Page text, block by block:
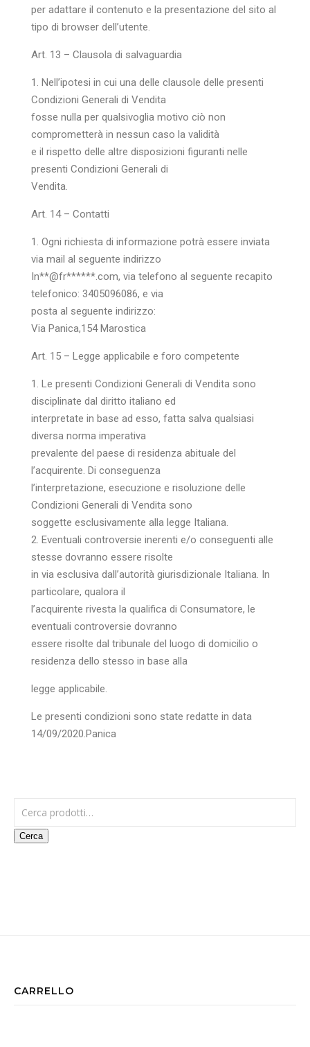
per adattare il contenuto e la presentazione del sito al
tipo di browser dell’utente.
Art. 13 – Clausola di salvaguardia
1. Nell’ipotesi in cui una delle clausole delle presenti
Condizioni Generali di Vendita
fosse nulla per qualsivoglia motivo ciò non
comprometterà in nessun caso la validità
e il rispetto delle altre disposizioni figuranti nelle
presenti Condizioni Generali di
Vendita.
Art. 14 – Contatti
1. Ogni richiesta di informazione potrà essere inviata
via mail al seguente indirizzo
In**@fr******.com, via telefono al seguente recapito
telefonico: 3405096086, e via
posta al seguente indirizzo:
Via Panica,154 Marostica
Art. 15 – Legge applicabile e foro competente
1. Le presenti Condizioni Generali di Vendita sono
disciplinate dal diritto italiano ed
interpretate in base ad esso, fatta salva qualsiasi
diversa norma imperativa
prevalente del paese di residenza abituale del
l’acquirente. Di conseguenza
l’interpretazione, esecuzione e risoluzione delle
Condizioni Generali di Vendita sono
soggette esclusivamente alla legge Italiana.
2. Eventuali controversie inerenti e/o conseguenti alle
stesse dovranno essere risolte
in via esclusiva dall’autorità giurisdizionale Italiana. In
particolare, qualora il
l’acquirente rivesta la qualifica di Consumatore, le
eventuali controversie dovranno
essere risolte dal tribunale del luogo di domicilio o
residenza dello stesso in base alla
legge applicabile.
Le presenti condizioni sono state redatte in data
14/09/2020.Panica
Cerca:
Cerca
CARRELLO